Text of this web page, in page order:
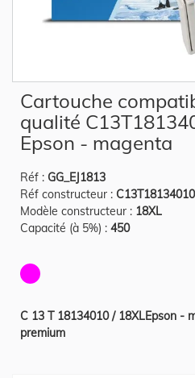
the
beginning
the
gallery
Cartouche
qualité
Epson - magenta
Réf : GG_EJ1813
Réf constructeur : C13T18134010
Modèle constructeur : 18XL
Capacité (à 5%) : 450
C 13 T 18134010 / 18XLEpson -
premium